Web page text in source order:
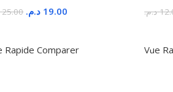
25.00 19.00 د.م.
Rapide Comparer
د.م.
Vue